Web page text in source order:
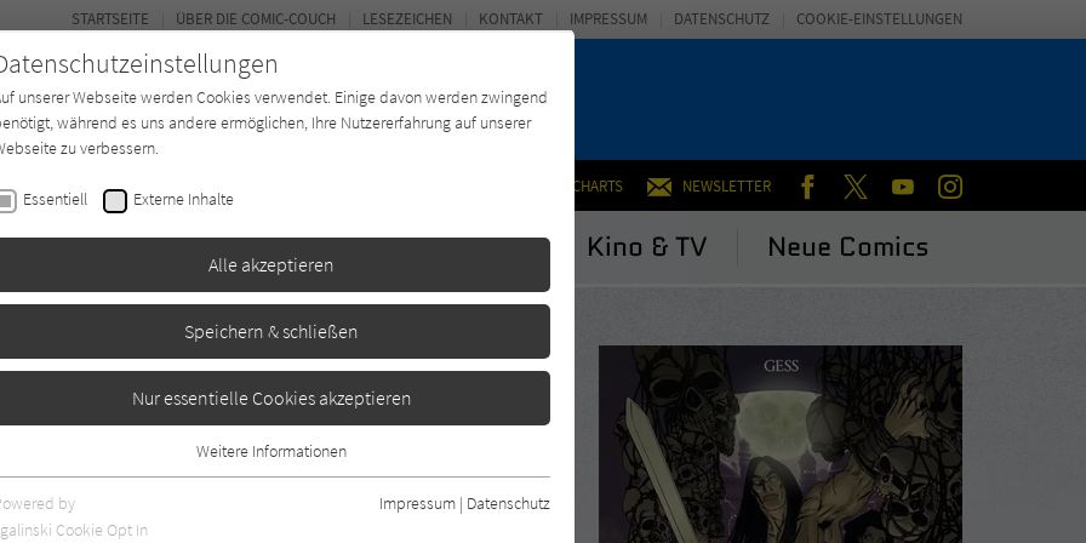
CHARTS NEWSLETTER FACEBOOKTWITTERYOUTUBEINSTAGRAM
Texter*in Verlage Magazin Kino & TV Neue Comics
STARTSEITE ÜBER DIE COMIC-COUCH LESEZEICHEN KONTAKT IMPRESSUM DATENSCHUTZ COOKIE-EINSTELLUNGEN
- Bd.9: Die
Zamboula
unserer Webseite werden Cookies verwendet. Einige davon werden zwingend
während es uns andere ermöglichen, Ihre Nutzererfahrung auf unserer
zu verbessern.
Essentiell Externe Inhalte
Alle akzeptieren
Speichern & schließen
Nur essentielle Cookies akzeptieren
Essentielle Cookies werden für grundlegende Funktionen der Webseite
benötigt. Dadurch ist gewährleistet, dass die Webseite einwandfrei
Weitere Informationen
by
Cookie Opt In
Impressum | Datenschutz